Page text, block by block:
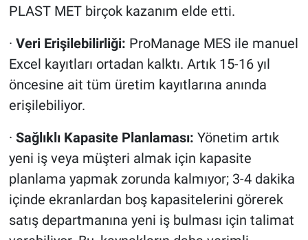
PLAST MET birçok kazanım elde etti.
· Veri Erişilebilirliği: ProManage MES ile manuel
Excel kayıtları ortadan kalktı. Artık 15-16 yıl
öncesine ait tüm üretim kayıtlarına anında
erişilebiliyor.
· Sağlıklı Kapasite Planlaması: Yönetim artık
yeni iş veya müşteri almak için kapasite
planlama yapmak zorunda kalmıyor; 3-4 dakika
içinde ekranlardan boş kapasitelerini görerek
satış departmanına yeni iş bulması için talimat